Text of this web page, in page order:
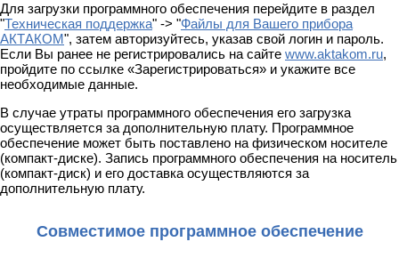
Для загрузки программного обеспечения перейдите в раздел
"Техническая поддержка" -> "Файлы для Вашего прибора
АКТАКОМ", затем авторизуйтесь, указав свой логин и пароль.
Если Вы ранее не регистрировались на сайте www.aktakom.ru,
пройдите по ссылке «Зарегистрироваться» и укажите все
необходимые данные.
В случае утраты программного обеспечения его загрузка
осуществляется за дополнительную плату. Программное
обеспечение может быть поставлено на физическом носителе
(компакт-диске). Запись программного обеспечения на носитель
(компакт-диск) и его доставка осуществляются за
дополнительную плату.
Совместимое программное обеспечение